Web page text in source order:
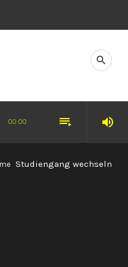
search
00:00 playlist_play volume_up
Studiengang wechseln